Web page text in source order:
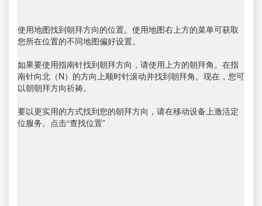
使用地图找到朝拜方向的位置。使用地图右上方的菜单可获取
您所在位置的不同地图偏好设置。
如果要使用指南针找到朝拜方向，请使用上方的朝拜角。在指
南针向北（N）的方向上顺时针滚动并找到朝拜角。现在，您可
以朝朝拜方向祈祷。
要以更实用的方式找到您的朝拜方向，请在移动设备上激活定
位服务。点击“查找位置”